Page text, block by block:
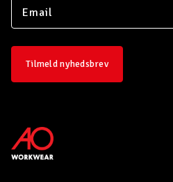
Tilmeld nyhedsbrev